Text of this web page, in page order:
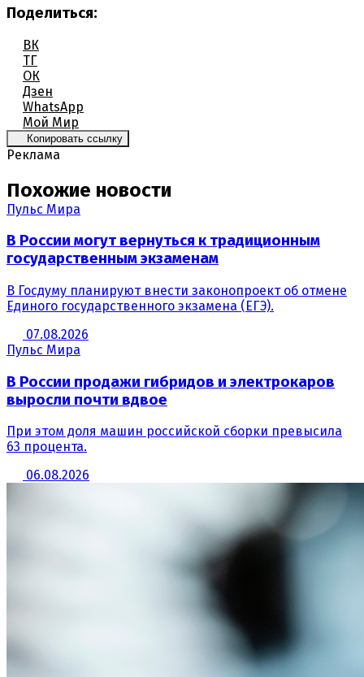
Поделиться:
ВК
ТГ
ОК
Дзен
WhatsApp
Мой Мир
Копировать ссылку
Реклама
Похожие новости
Пульс Мира
В России могут вернуться к традиционным
государственным экзаменам
В Госдуму планируют внести законопроект об отмене
Единого государственного экзамена (ЕГЭ).
07.08.2026
Пульс Мира
В России продажи гибридов и электрокаров
выросли почти вдвое
При этом доля машин российской сборки превысила
63 процента.
06.08.2026